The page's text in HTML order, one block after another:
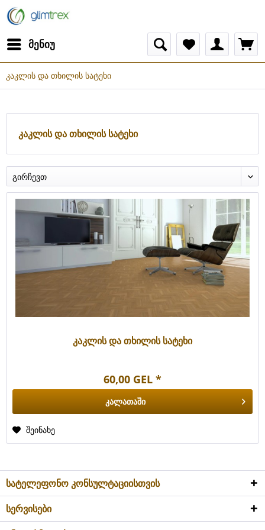
მენიუ
კაკლის და თხილის სატეხი
კაკლის და თხილის სატეხი
კაკლის და თხილის სატეხი
60,00 GEL *
კალათაში
შეინახე
სატელეფონო კონსულტაციისთვის
სერვისები